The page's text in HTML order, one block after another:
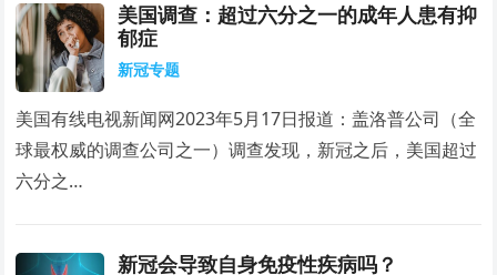
美国调查：超过六分之一的成年人患有抑
郁症
新冠专题
美国有线电视新闻网2023年5月17日报道：盖洛普公司（全
球最权威的调查公司之一）调查发现，新冠之后，美国超过
六分之…
新冠会导致自身免疫性疾病吗？